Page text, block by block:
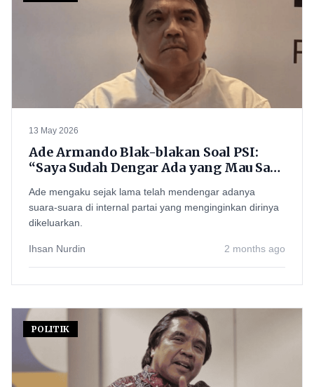
13 May 2026
Ade Armando Blak-blakan Soal PSI:
“Saya Sudah Dengar Ada yang Mau Saya
Ade mengaku sejak lama telah mendengar adanya
suara-suara di internal partai yang menginginkan dirinya
dikeluarkan.
Ihsan Nurdin 2 months ago
POLITIK